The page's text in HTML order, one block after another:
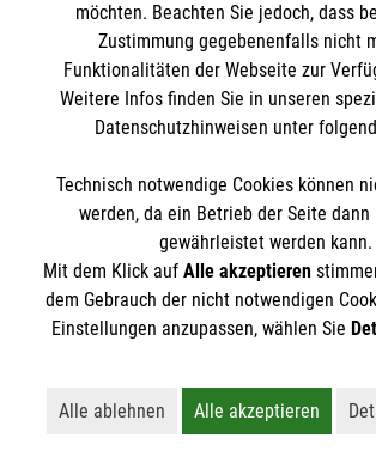
Einwilligung, es sei denn eine
die Übermittlung zu oder schreibt sie
Daten werden vor der Übermittlung
Regelhaft werden Daten in folgenden
(insbesondere an Kranken- und
Sozialhilfeempfängern an
der Einrichtung eingesehen
Medizinischen Dienst der
Prüfdienst der Privaten
Bei der Abrechnung von
möchten. Beachten Sie jedoch, dass
Zustimmung gegebenenfalls nicht
Funktionalitäten der Webseite zur
Weitere Infos finden Sie in unseren
Datenschutzhinweisen unter
Technisch notwendige Cookies können
werden, da ein Betrieb der Seite
gewährleistet werden kann.
Mit dem Klick auf Alle akzeptieren
dem Gebrauch der nicht notwendigen
Einstellungen anzupassen, wählen Sie
Alle ablehnen
Lehnt alle nicht-essentiellen
Alle akzeptieren
Akzeptiert alle